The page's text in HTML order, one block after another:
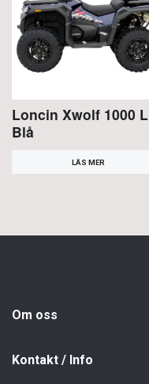
Loncin Xwolf 1000 L
Blå
LÄS MER
Om oss
Kontakt / Info